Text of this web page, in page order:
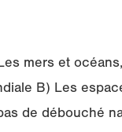
mers et
B) Les
de débouché